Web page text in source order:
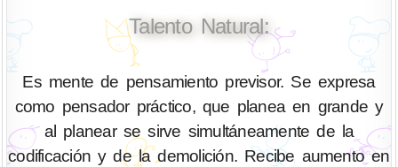
Talento Natural:
Es mente de pensamiento previsor. Se expresa
como pensador práctico, que planea en grande y
al planear se sirve simultáneamente de la
codificación y de la demolición. Recibe aumento en